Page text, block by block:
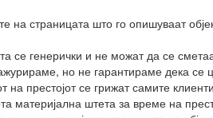
страницата што го опишуваат
се генерички и не можат да се
но не гарантираме дека се
на престојот се грижат самите
материјална штета за време на